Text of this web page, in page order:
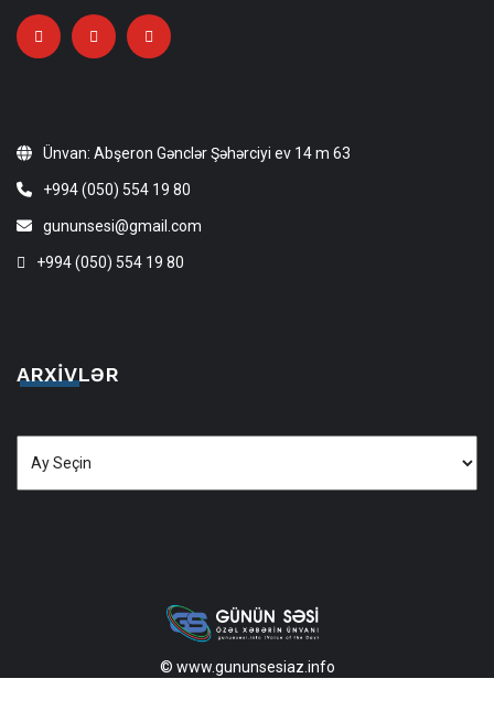
Ünvan: Abşeron Gənclər Şəhərciyi ev 14 m 63
+994 (050) 554 19 80
gununsesi@gmail.com
+994 (050) 554 19 80
ARXIVLƏR
Arxivlər
© www.gununsesiaz.info